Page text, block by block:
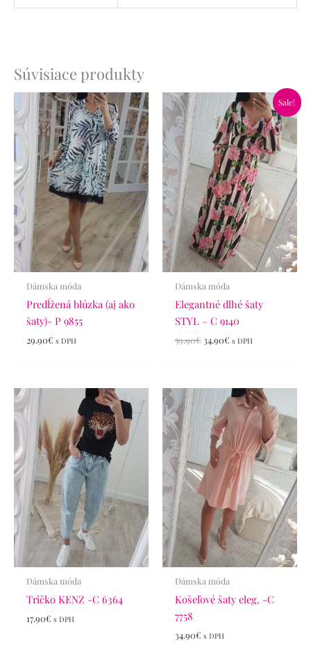
Súvisiace produkty
Dámska móda
Predĺžená blúzka (aj ako
šaty)- P 9855
29.90€ s DPH
Sale!
Dámska móda
Elegantné dlhé šaty
STYL – C 9140
59.90€
Pôvodná
bola:
59.90€.
34.90€
Aktuálna
cena
je:
34.90€.
s DPH
Dámska móda
Tričko KENZ -C 6364
17.90€ s DPH
Dámska móda
Košeľové šaty eleg. -C
7758
34.90€ s DPH